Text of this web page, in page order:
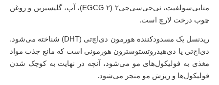
متابی‌سولفیت، ئی‌جی‌سی‌جی۲ (EGCG ۲)، آب، گلیسیرین و روغن
چوب درخت لارچ است.
ریدنسل یک مسدودکننده‌ هورمون دی‌اچ‌تی (DHT) شناخته می‌شود.
دی‌اچ‌تی یا دی‌هیدروتستوسترون هورمونی است که مانع جذب مواد
مغذی به فولیکول‌های مو می‌شود، آنچه در نهایت به کوچک شدن
فولیکول‌ها و ریزش مو منجر می‌شود.